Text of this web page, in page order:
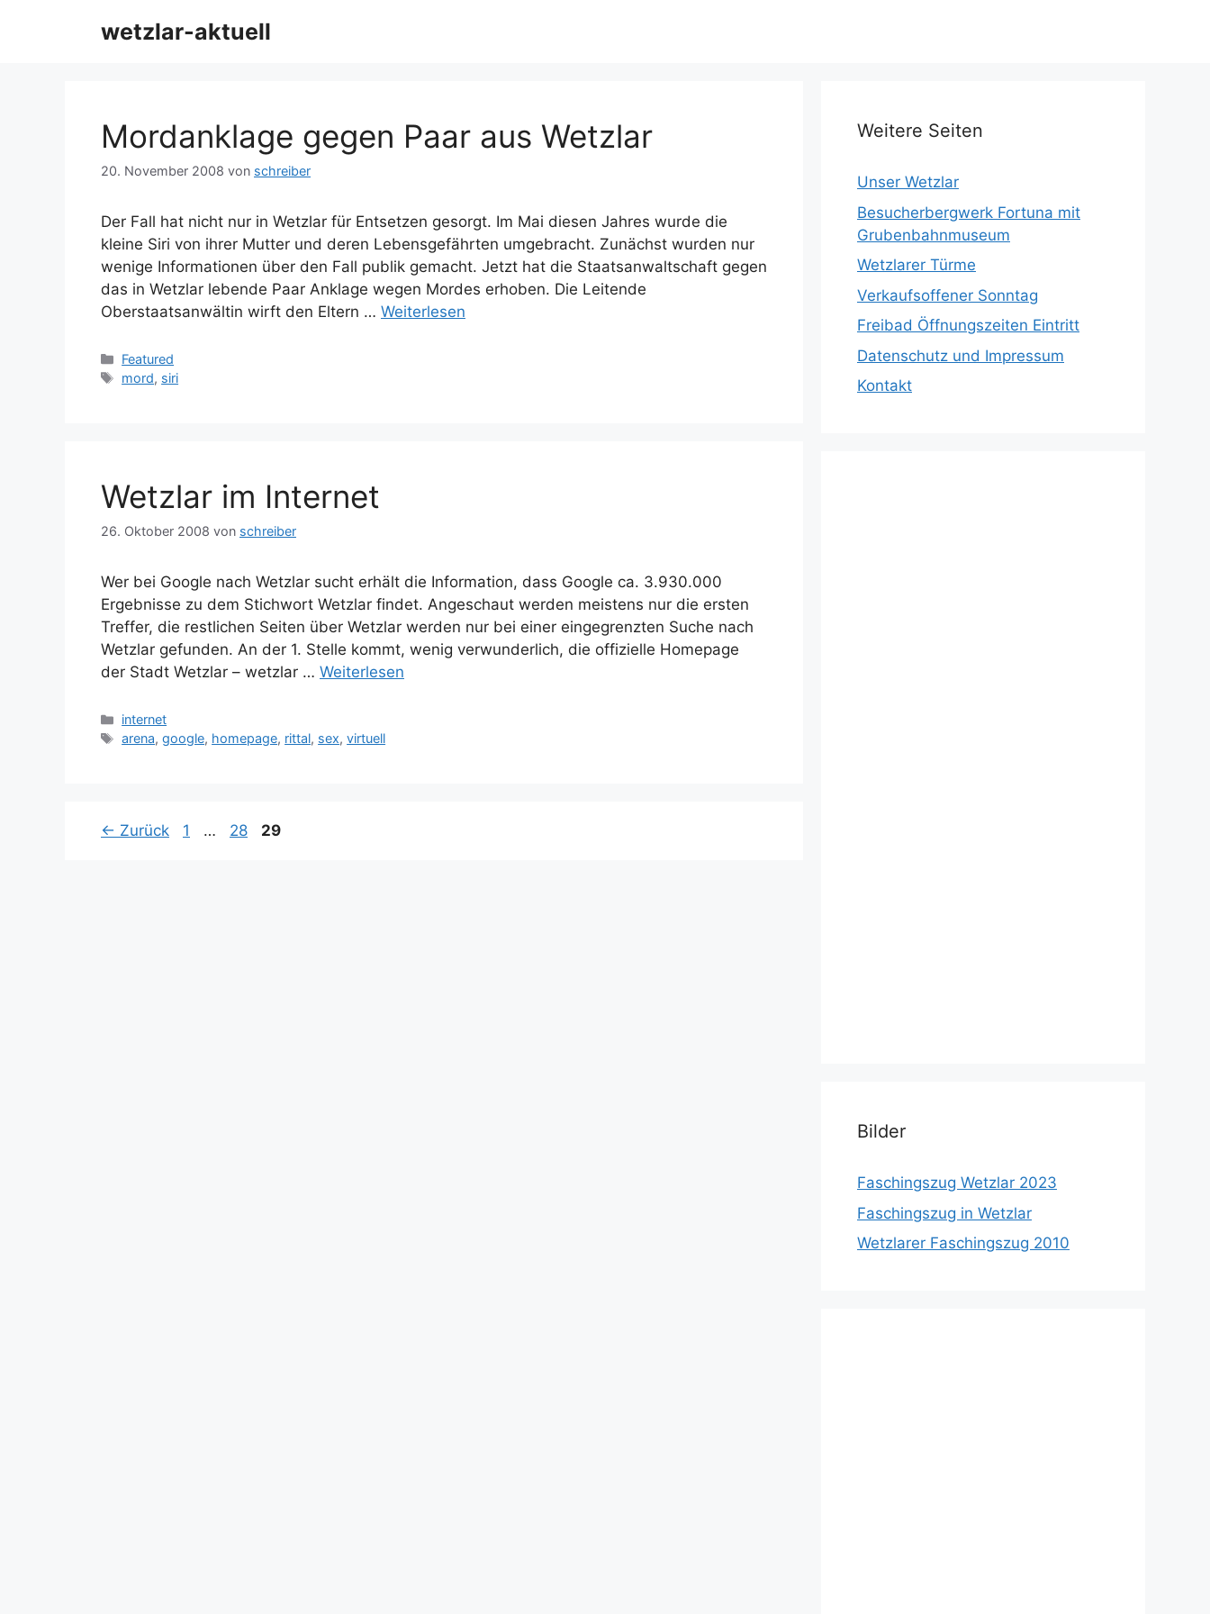
wetzlar-aktuell
Mordanklage gegen Paar aus Wetzlar
20. November 2008 von schreiber
Der Fall hat nicht nur in Wetzlar für Entsetzen gesorgt. Im Mai diesen Jahres wurde die
kleine Siri von ihrer Mutter und deren Lebensgefährten umgebracht. Zunächst wurden nur
wenige Informationen über den Fall publik gemacht. Jetzt hat die Staatsanwaltschaft gegen
das in Wetzlar lebende Paar Anklage wegen Mordes erhoben. Die Leitende
Oberstaatsanwältin wirft den Eltern … Weiterlesen
Kategorien
Featured
Schlagwörter
mord, siri
Wetzlar im Internet
26. Oktober 2008 von schreiber
Wer bei Google nach Wetzlar sucht erhält die Information, dass Google ca. 3.930.000
Ergebnisse zu dem Stichwort Wetzlar findet. Angeschaut werden meistens nur die ersten
Treffer, die restlichen Seiten über Wetzlar werden nur bei einer eingegrenzten Suche nach
Wetzlar gefunden. An der 1. Stelle kommt, wenig verwunderlich, die offizielle Homepage
der Stadt Wetzlar – wetzlar … Weiterlesen
Kategorien
internet
Schlagwörter
arena,google, homepage, rittal, sex,virtuell
← Zurück Seite
1 … Seite
28 Seite
29
Weitere Seiten
Unser Wetzlar
Besucherbergwerk Fortuna mit
Grubenbahnmuseum
Wetzlarer Türme
Verkaufsoffener Sonntag
Freibad Öffnungszeiten Eintritt
Datenschutz und Impressum
Kontakt
Bilder
Faschingszug Wetzlar 2023
Faschingszug in Wetzlar
Wetzlarer Faschingszug 2010